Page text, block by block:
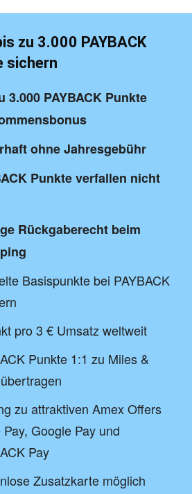
zu 3.000 PAYBACK
sichern
3.000 PAYBACK Punkte
ohne Jahresgebühr
Punkte verfallen nicht
Rückgaberecht beim
Basispunkte bei PAYBACK
pro 3 € Umsatz weltweit
Punkte 1:1 zu Miles &
zu attraktiven Amex Offers
Google Pay und
Pay
Zusatzkarte möglich